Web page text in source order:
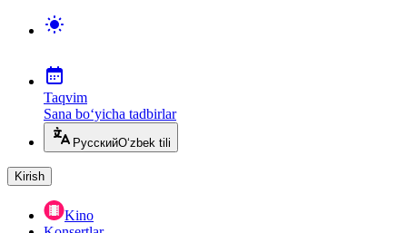
Taqvim
Sana bo‘yicha tadbirlar
РусскийO‘zbek tili
Kirish
Kino